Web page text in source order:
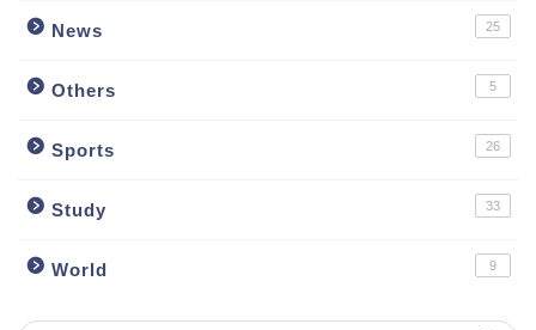
News 25
Others 5
Sports 26
Study 33
World 9